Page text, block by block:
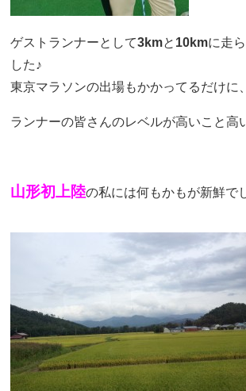
ゲストランナーとして3kmと 10kmに走
した♪
東京マラソンの出場もかかってるだけに、
ランナーの皆さんのレベルが高いこと高
山形初上陸の私には何もかもが新鮮で